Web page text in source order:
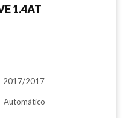
1.4AT
2017/2017
Automático